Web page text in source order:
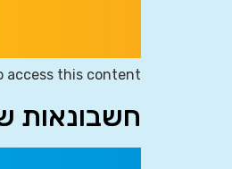
access this content
חשבונאות